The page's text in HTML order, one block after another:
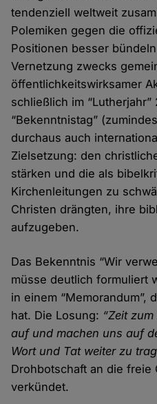
tendenziell weltweit
Polemiken gegen die
Positionen besser
Vernetzung zwecks
öffentlichkeitswirksamer
schließlich im “Lutherjahr”
“Bekenntnistag”
durchaus auch
Zielsetzung: den
stärken und die als
Kirchenleitungen zu
Christen drängten, ihre
aufzugeben.
Das Bekenntnis “Wir
müsse deutlich formuliert
in einem “Memorandum”,
hat. Die Losung: “Zeit
auf und machen uns auf
Wort und Tat weiter zu
Drohbotschaft an die freie
verkündet.